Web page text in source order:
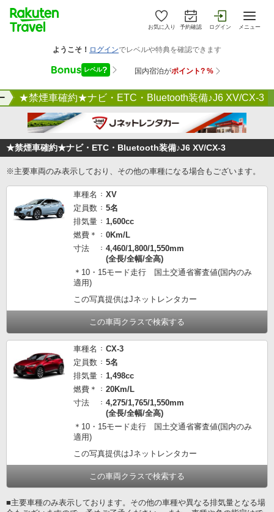
お気に入り 予約確認 ログイン メニュー
★禁煙車確約★ナビ・ETC・Bluetooth装備♪J6 XV/CX-3
★禁煙車確約★ナビ・ETC・Bluetooth装備♪J6 XV/CX-3
※主要車両のみ表示しており、その他の車種になる場合もございます。
車種名
XV
定員数
5名
排気量
1,600cc
燃費＊
0Km/L
寸法
4,460/1,800/1,550mm
(全長/全幅/全高)
＊10・15モード走行 国土交通省審査値(国内のみ
適用)
この写真提供はJネットレンタカー
この車両クラスで検索する
車種名
CX-3
定員数
5名
排気量
1,498cc
燃費＊
20Km/L
寸法
4,275/1,765/1,550mm
(全長/全幅/全高)
＊10・15モード走行 国土交通省審査値(国内のみ
適用)
この写真提供はJネットレンタカー
この車両クラスで検索する
■主要車種のみ表示しております。その他の車種や異なる排気量となる場